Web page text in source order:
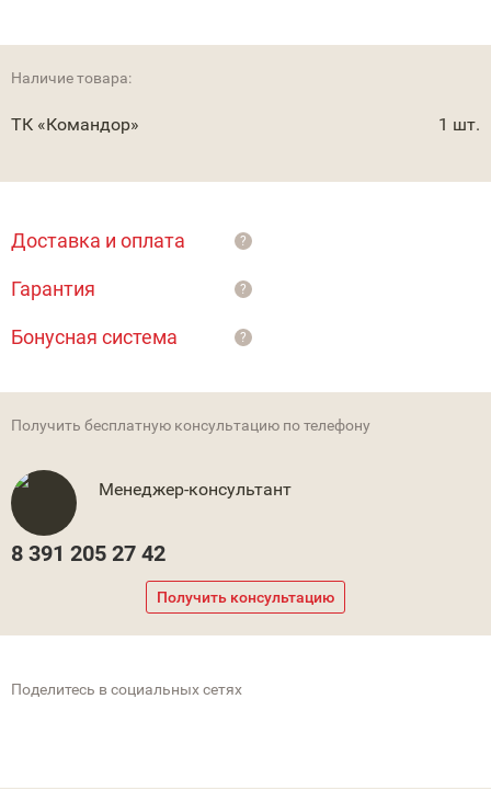
Наличие товара:
ТК «Командор» 1 шт.
Доставка и оплата ?
Гарантия ?
Бонусная система ?
Получить бесплатную консультацию по телефону
Менеджер-консультант
8 391 205 27 42
Получить консультацию
Поделитесь в социальных сетях